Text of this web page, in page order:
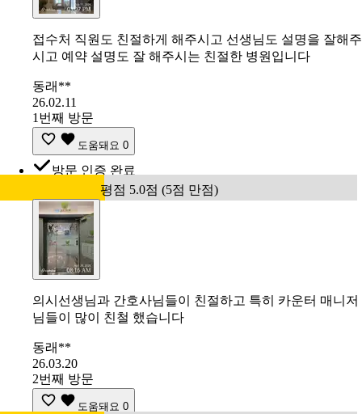
접수처 직원도 친절하게 해주시고 선생님도 설명을 잘해주
시고 예약 설명도 잘 해주시는 친절한 병원입니다
동래**
26.02.11
1번째 방문
도움돼요 0
방문 인증 완료
평점 5.0점 (5점 만점)
의시선생님과 간호사님들이 친절하고 특히 카운터 매니저
님들이 많이 친철 했습니다
동래**
26.03.20
2번째 방문
도움돼요 0